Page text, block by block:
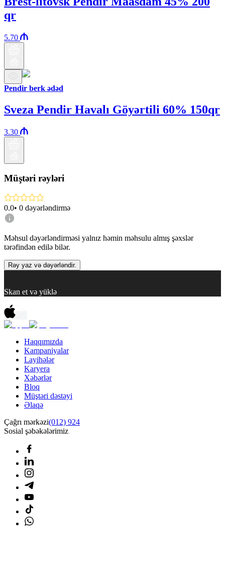
qr
5.70
Pendir berk ədəd
Sveza Pendir Havalı Göyərtili 60% 150qr
3.30
Müştəri rəyləri
0.0• 0 dəyərləndirmə
Məhsul dəyərləndirməsi yalnız həmin məhsulu almış şəxslər
tərəfindən edilə bilər.
Rəy yaz və dəyərləndir.
Skan et və yüklə
Haqqımızda
Kampaniyalar
Layihələr
Karyera
Xəbərlər
Bloq
Müştəri dəstəyi
Əlaqə
Çağrı mərkəzi(012) 924
Sosial şəbəkələrimiz